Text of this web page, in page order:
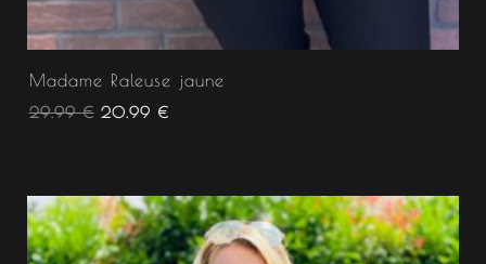
Madame Raleuse jaune
29.99€ 20.99 €